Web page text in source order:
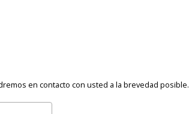
en contacto con usted a la brevedad posible.